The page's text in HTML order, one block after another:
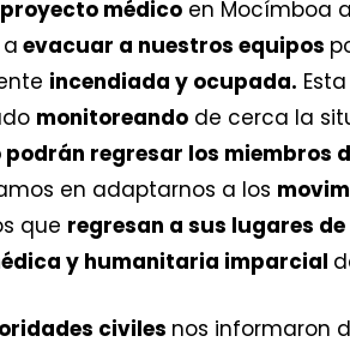
proyecto médico en Mocímboa
evacuar a nuestros equipos
incendiada y ocupada.
monitoreando de cerca la
regresar los miembros
en adaptarnos a los
que regresan a sus lugares
y humanitaria imparcial
civiles nos informaron